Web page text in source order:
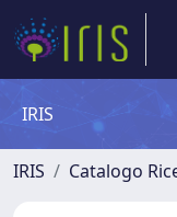
IRIS
IRIS Catalogo